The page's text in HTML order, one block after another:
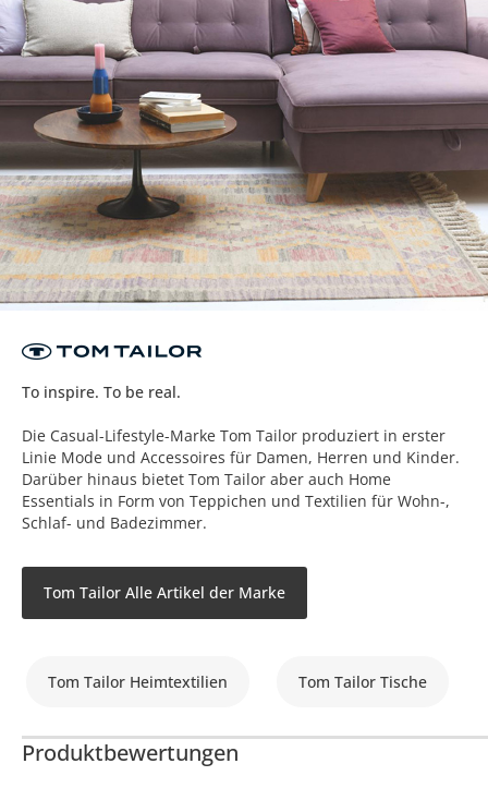
To inspire. To be real.
Die Casual-Lifestyle-Marke Tom Tailor produziert in erster
Linie Mode und Accessoires für Damen, Herren und Kinder.
Darüber hinaus bietet Tom Tailor aber auch Home
Essentials in Form von Teppichen und Textilien für Wohn-,
Schlaf- und Badezimmer.
Tom Tailor Alle Artikel der Marke
Tom Tailor Heimtextilien Tom Tailor Tische
Produktbewertungen